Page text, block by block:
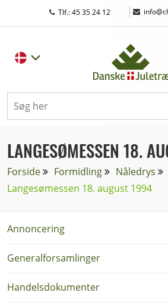
Tlf.: 45 35 24 12 |
LANGESØMESSEN 18.
Forside Formidling Nåledrys
Langesømessen 18. august 1994
Annoncering
Generalforsamlinger
Handelsdokumenter